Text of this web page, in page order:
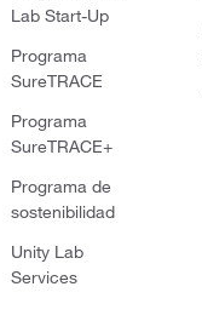
Lab Start-Up
Programa
SureTRACE
Programa
SureTRACE+
Programa de
sostenibilidad
Unity Lab
Services